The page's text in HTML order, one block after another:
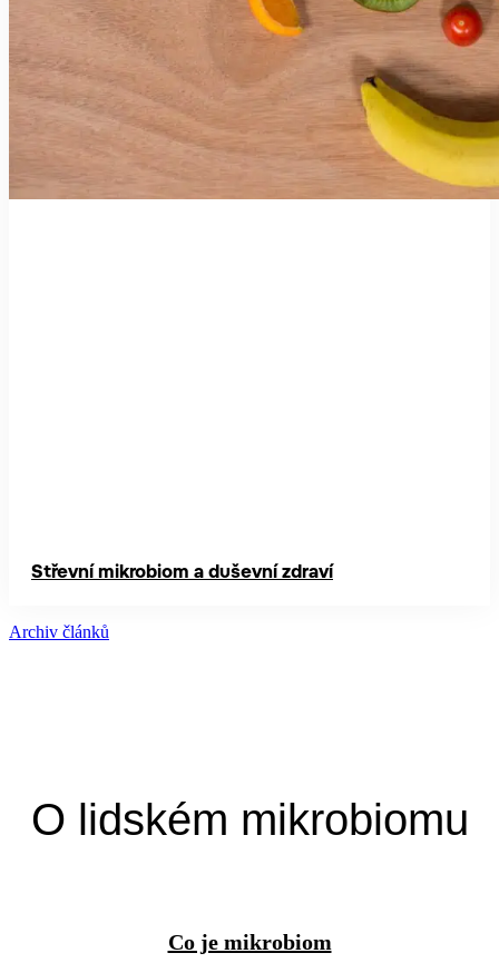
Střevní mikrobiom a duševní zdraví
Archiv článků
O lidském mikrobiomu
Co je mikrobiom